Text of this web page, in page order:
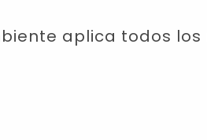
aplica todos los